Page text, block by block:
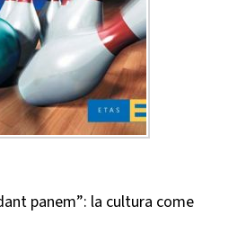
panem”: la cultura come